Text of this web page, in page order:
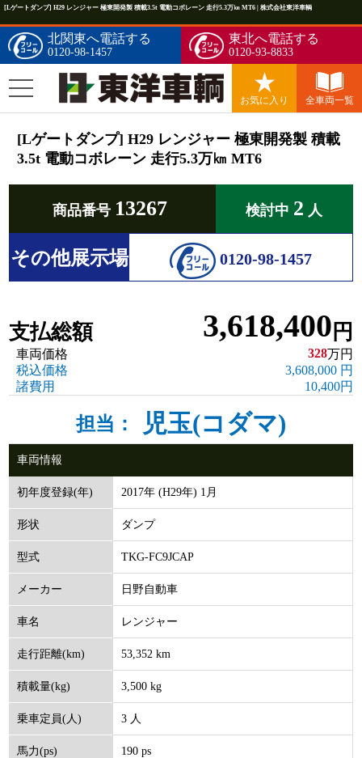
[Lゲートダンプ] H29 レンジャー 極東開発製 積載3.5t 電動コボレーン 走行5.3万㎞ MT6 | 株式会社東洋車輌
北関東へ電話する
0120-98-1457
東北へ電話する
0120-93-8833
お気に入り 全車両一覧
[Lゲートダンプ] H29 レンジャー 極東開発製 積載
3.5t 電動コボレーン 走行5.3万㎞ MT6
商品番号 13267 検討中 2 人
その他展示場 0120-98-1457
支払総額 3,618,400 円
車両価格 328万円
税込価格
3,608,000 円
諸費用
10,400円
担当： 児玉(コダマ)
車両情報
初年度登録(年) 2017年 (H29年) 1月
形状 ダンプ
型式 TKG-FC9JCAP
メーカー 日野自動車
車名 レンジャー
走行距離(km) 53,352 km
積載量(kg) 3,500 kg
乗車定員(人) 3 人
馬力(ps) 190 ps